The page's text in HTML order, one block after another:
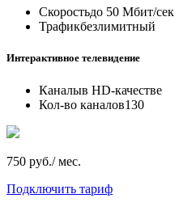
Скоростьдо 50 Мбит/сек
Трафикбезлимитный
Интерактивное телевидение
Каналыв HD-качестве
Кол-во каналов130
750 руб./ мес.
Подключить тариф